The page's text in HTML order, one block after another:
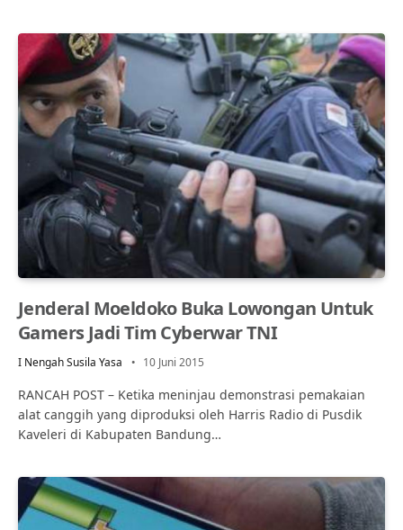
Jenderal Moeldoko Buka Lowongan Untuk
Gamers Jadi Tim Cyberwar TNI
I Nengah Susila Yasa 10 Juni 2015
RANCAH POST – Ketika meninjau demonstrasi pemakaian
alat canggih yang diproduksi oleh Harris Radio di Pusdik
Kaveleri di Kabupaten Bandung…